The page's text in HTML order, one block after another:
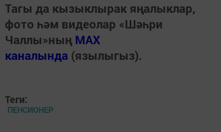
Тагы да кызыклырак яңалыклар,
фото һәм видеолар «Шәһри
Чаллы»ның MAX
каналында (язылыгыз).
Теги:
ПЕНСИОНЕР